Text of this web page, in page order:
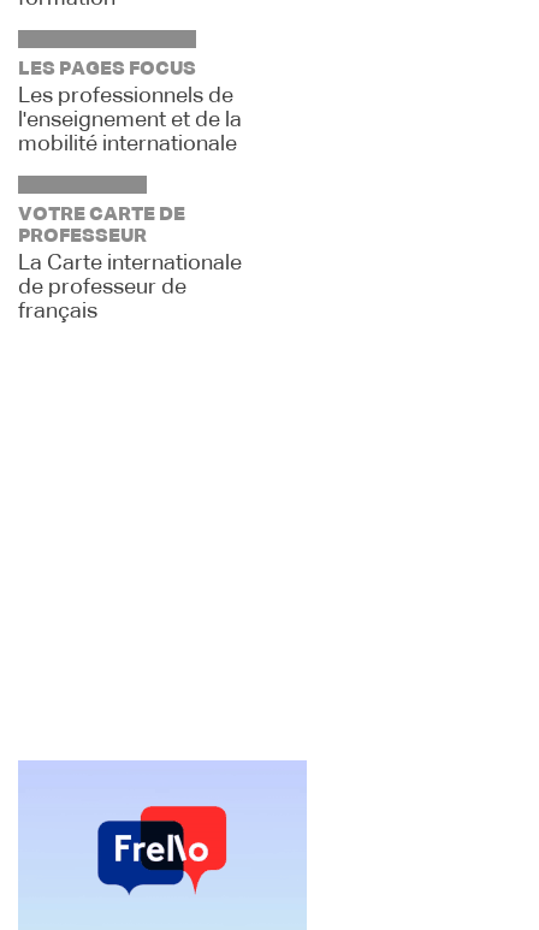
LES PAGES FOCUS
Les professionnels de
l'enseignement et de la
mobilité internationale
VOTRE CARTE DE
PROFESSEUR
La Carte internationale
de professeur de
français